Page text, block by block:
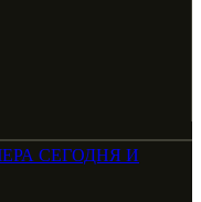
СЕГОДНЯ И